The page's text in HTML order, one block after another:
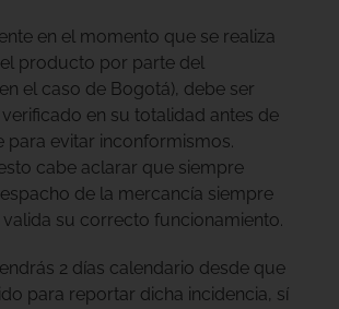
en el momento que se realiza
producto por parte del
el caso de Bogotá), debe ser
en su totalidad antes de
para evitar inconformismos.
cabe aclarar que siempre
de la mercancía siempre
valida su correcto funcionamiento.
2 días calendario desde que
para reportar dicha incidencia, sí